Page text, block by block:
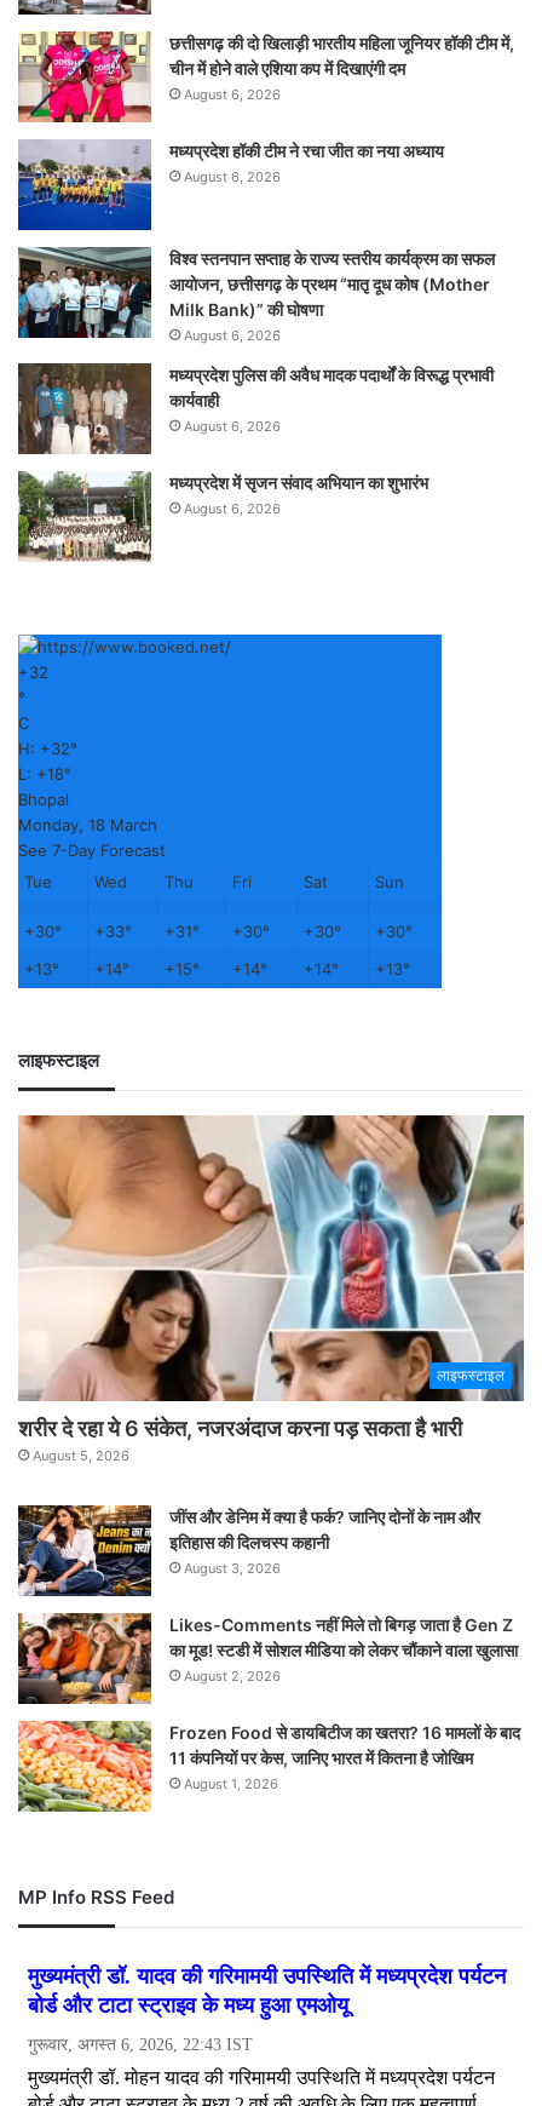
छत्तीसगढ़ की दो खिलाड़ी भारतीय महिला जूनियर हॉकी टीम में,
चीन में होने वाले एशिया कप में दिखाएंगी दम
August 6, 2026
मध्यप्रदेश हॉकी टीम ने रचा जीत का नया अध्याय
August 6, 2026
विश्व स्तनपान सप्ताह के राज्य स्तरीय कार्यक्रम का सफल
आयोजन, छत्तीसगढ़ के प्रथम “मातृ दूध कोष (Mother
Milk Bank)” की घोषणा
August 6, 2026
मध्यप्रदेश पुलिस की अवैध मादक पदार्थों के विरूद्ध प्रभावी
कार्यवाही
August 6, 2026
मध्यप्रदेश में सृजन संवाद अभियान का शुभारंभ
August 6, 2026
+32
°
C
H: +32°
L: +18°
Bhopal
Monday, 18 March
See 7-Day Forecast
Tue
Wed Thu Fri Sat Sun
+30° +33° +31° +30° +30° +30°
+13° +14° +15° +14° +14° +13°
लाइफस्टाइल
लाइफस्टाइल
शरीर दे रहा ये 6 संकेत, नजरअंदाज करना पड़ सकता है भारी
August 5, 2026
जींस और डेनिम में क्या है फर्क? जानिए दोनों के नाम और
इतिहास की दिलचस्प कहानी
August 3, 2026
Likes-Comments नहीं मिले तो बिगड़ जाता है Gen Z
का मूड! स्टडी में सोशल मीडिया को लेकर चौंकाने वाला खुलासा
August 2, 2026
Frozen Food से डायबिटीज का खतरा? 16 मामलों के बाद
11 कंपनियों पर केस, जानिए भारत में कितना है जोखिम
August 1, 2026
MP Info RSS Feed